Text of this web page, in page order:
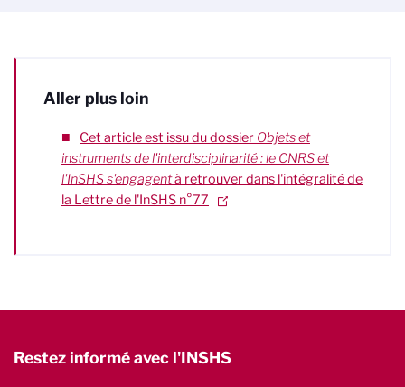
Aller plus loin
Cet article est issu du dossier Objets et
instruments de l'interdisciplinarité : le CNRS et
l'InSHS s'engagentà retrouver dans l'intégralité de
la Lettre de l'InSHS n°77
Restez informé avec l'INSHS